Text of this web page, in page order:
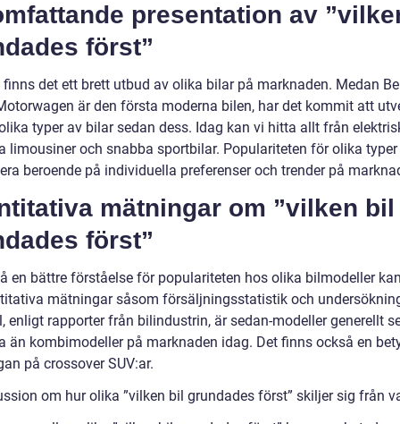
presentation av
först”
finns det ett brett utbud av olika bilar på marknaden. Medan
är den första moderna bilen, har det kommit att
typer av bilar sedan dess. Idag kan vi hitta allt från
limousiner och snabba sportbilar. Populariteten för olika
beroende på individuella preferenser och trender på
mätningar om ”vilken bil
först”
en bättre förståelse för populariteten hos olika bilmodeller
mätningar såsom försäljningsstatistik och
enligt rapporter från bilindustrin, är sedan-modeller generellt
än kombimodeller på marknaden idag. Det finns också en
på crossover SUV:ar.
om hur olika ”vilken bil grundades först” skiljer sig från